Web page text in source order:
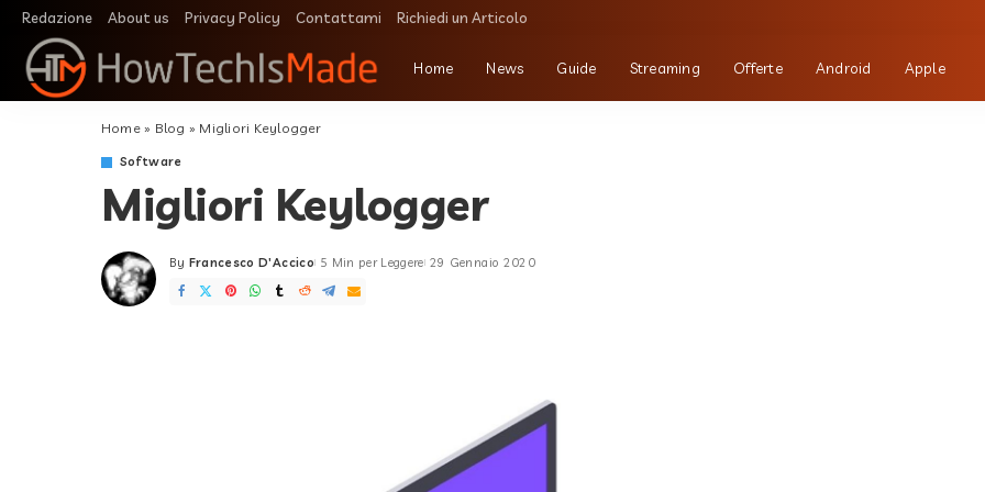
Redazione About us Privacy Policy Contattami Richiedi un Articolo
Home News Guide Streaming Offerte Android Apple
Home» Blog » Migliori Keylogger
Software
Migliori Keylogger
Posted
by
By Francesco D'Accico 5 Min per Leggere 29 Gennaio 2020